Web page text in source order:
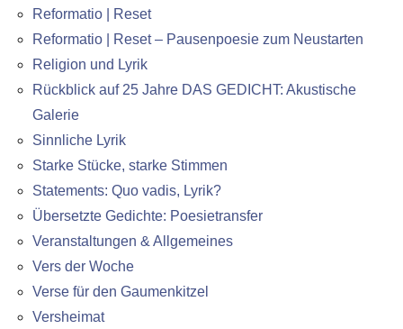
Reformatio | Reset
Reformatio | Reset – Pausenpoesie zum Neustarten
Religion und Lyrik
Rückblick auf 25 Jahre DAS GEDICHT: Akustische
Galerie
Sinnliche Lyrik
Starke Stücke, starke Stimmen
Statements: Quo vadis, Lyrik?
Übersetzte Gedichte: Poesietransfer
Veranstaltungen & Allgemeines
Vers der Woche
Verse für den Gaumenkitzel
Versheimat